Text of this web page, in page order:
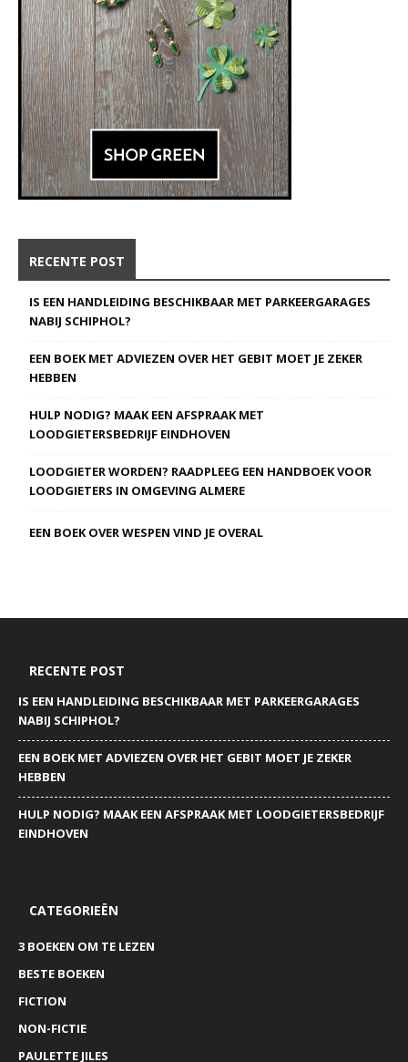
RECENTE POST
IS EEN HANDLEIDING BESCHIKBAAR MET PARKEERGARAGES
NABIJ SCHIPHOL?
EEN BOEK MET ADVIEZEN OVER HET GEBIT MOET JE ZEKER
HEBBEN
HULP NODIG? MAAK EEN AFSPRAAK MET
LOODGIETERSBEDRIJF EINDHOVEN
LOODGIETER WORDEN? RAADPLEEG EEN HANDBOEK VOOR
LOODGIETERS IN OMGEVING ALMERE
EEN BOEK OVER WESPEN VIND JE OVERAL
RECENTE POST
IS EEN HANDLEIDING BESCHIKBAAR MET PARKEERGARAGES
NABIJ SCHIPHOL?
EEN BOEK MET ADVIEZEN OVER HET GEBIT MOET JE ZEKER
HEBBEN
HULP NODIG? MAAK EEN AFSPRAAK MET LOODGIETERSBEDRIJF
EINDHOVEN
CATEGORIEËN
3 BOEKEN OM TE LEZEN
BESTE BOEKEN
FICTION
NON-FICTIE
PAULETTE JILES